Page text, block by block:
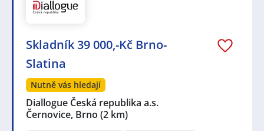
Skladník 39 000,-Kč Brno-
Slatina
Nutně vás hledají
Diallogue Česká republika a.s.
Černovice, Brno (2 km)